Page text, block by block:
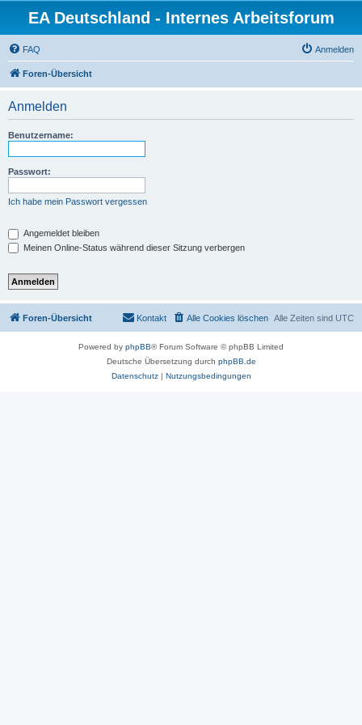
EA Deutschland - Internes Arbeitsforum
FAQ Anmelden
Foren-Übersicht
Anmelden
Benutzername:
Passwort:
Ich habe mein Passwort vergessen
Angemeldet bleiben
Meinen Online-Status während dieser Sitzung verbergen
Foren-Übersicht Alle Zeiten sind UTC
Alle Cookies löschen
Kontakt
Powered by phpBB® Forum Software © phpBB Limited
Deutsche Übersetzung durch phpBB.de
Datenschutz| Nutzungsbedingungen